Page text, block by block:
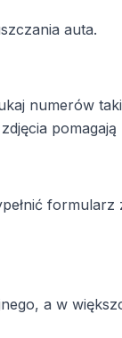
auta.
numerów
formularz
a w